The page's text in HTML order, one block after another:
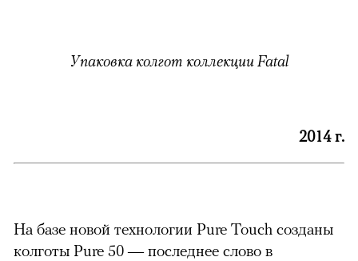
Упаковка колгот коллекции Fatal
2014 г.
На базе новой технологии Pure Touch созданы
колготы Pure 50 — последнее слово в